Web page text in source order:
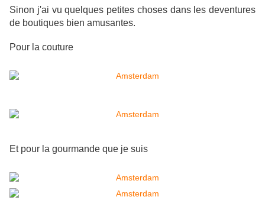
Sinon j'ai vu quelques petites choses dans les deventures
de boutiques bien amusantes.
Pour la couture
Et pour la gourmande que je suis